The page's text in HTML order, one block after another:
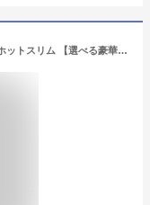
日本製 遠赤外線パネルヒーター アーバンホットスリム 【選べる豪華特典】 RH-502M スリム コンパクト 日本製 暖房 ヒーター 省エネ トイレ 脱衣所[ ゼンケン アーバンホットスリム RH-502M ]